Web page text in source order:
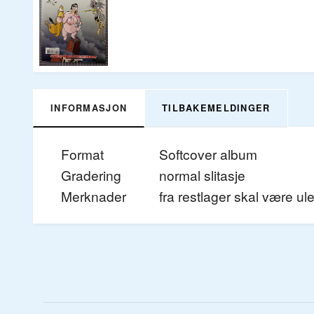
INFORMASJON TILBAKEMELDINGER
Format
Softcover album
Gradering
normal slitasje
Merknader
fra restlager skal være